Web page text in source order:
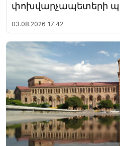
փոխվարչապետերի
03.08.2026 17:42